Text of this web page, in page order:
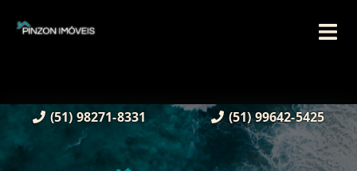
(51) 98271-8331 (51) 99642-5425